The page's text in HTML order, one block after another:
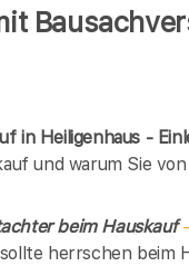
in Heiligenhaus -
und warum Sie
beim Hauskauf
herrschen beim